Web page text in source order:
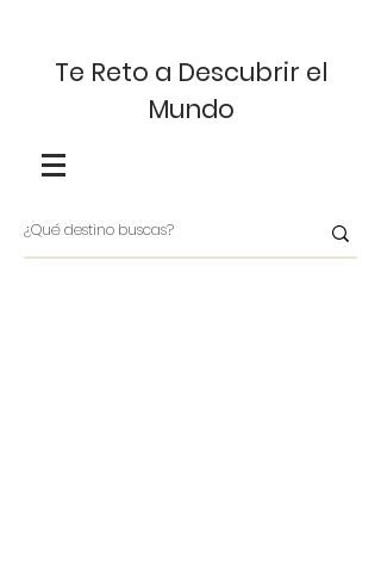
Te Reto a Descubrir el
Mundo